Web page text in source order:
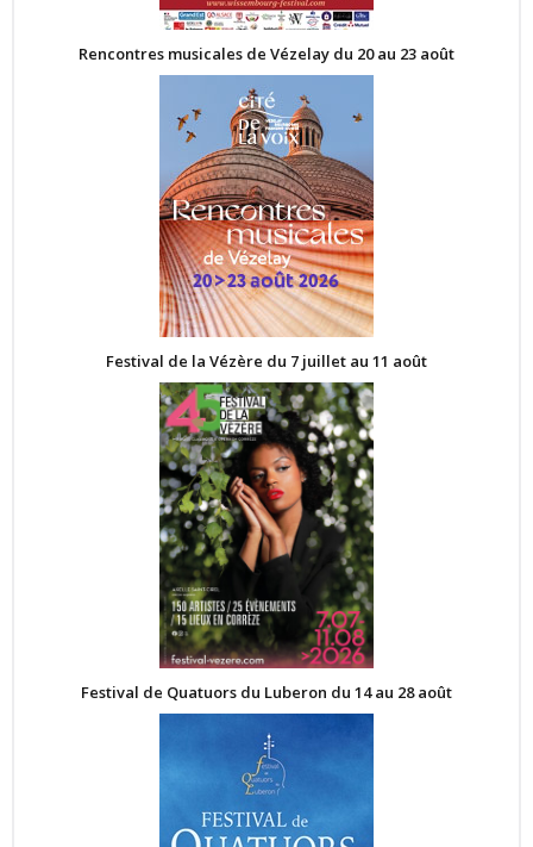
Rencontres musicales de Vézelay du 20 au 23 août
Festival de la Vézère du 7 juillet au 11 août
Festival de Quatuors du Luberon du 14 au 28 août